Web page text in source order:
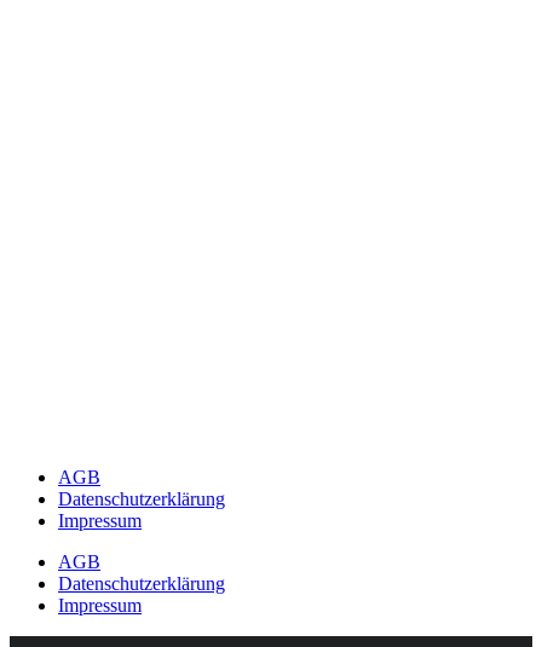
AGB
Datenschutzerklärung
Impressum
AGB
Datenschutzerklärung
Impressum